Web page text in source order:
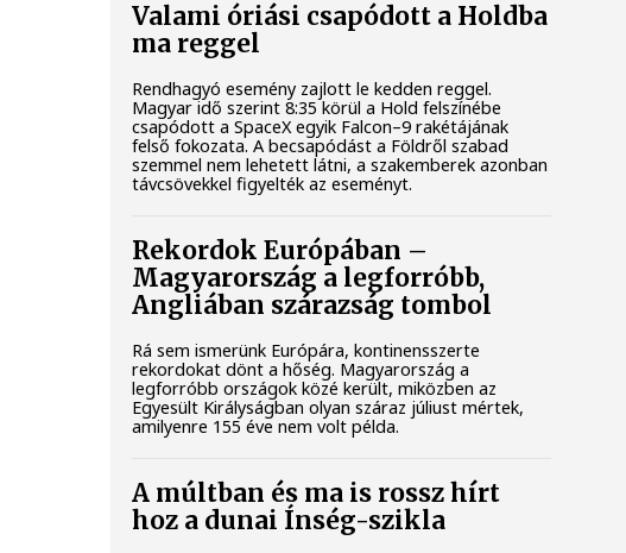
Valami óriási csapódott a Holdba
ma reggel
Rendhagyó esemény zajlott le kedden reggel.
Magyar idő szerint 8:35 körül a Hold felszínébe
csapódott a SpaceX egyik Falcon–9 rakétájának
felső fokozata. A becsapódást a Földről szabad
szemmel nem lehetett látni, a szakemberek azonban
távcsövekkel figyelték az eseményt.
Rekordok Európában –
Magyarország a legforróbb,
Angliában szárazság tombol
Rá sem ismerünk Európára, kontinensszerte
rekordokat dönt a hőség. Magyarország a
legforróbb országok közé került, miközben az
Egyesült Királyságban olyan száraz júliust mértek,
amilyenre 155 éve nem volt példa.
A múltban és ma is rossz hírt
hoz a dunai Ínség-szikla